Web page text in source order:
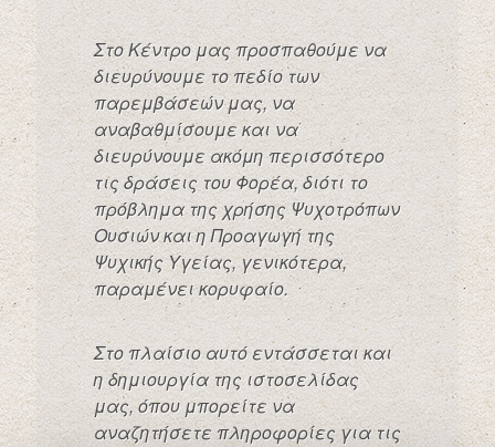
Στο Κέντρο μας προσπαθούμε να
διευρύνουμε το πεδίο των
παρεμβάσεών μας, να
αναβαθμίσουμε και να
διευρύνουμε ακόμη περισσότερο
τις δράσεις του Φορέα, διότι το
πρόβλημα της χρήσης Ψυχοτρόπων
Ουσιών και η Προαγωγή της
Ψυχικής Υγείας, γενικότερα,
παραμένει κορυφαίο.
Στο πλαίσιο αυτό εντάσσεται και
η δημιουργία της ιστοσελίδας
μας, όπου μπορείτε να
αναζητήσετε πληροφορίες για τις